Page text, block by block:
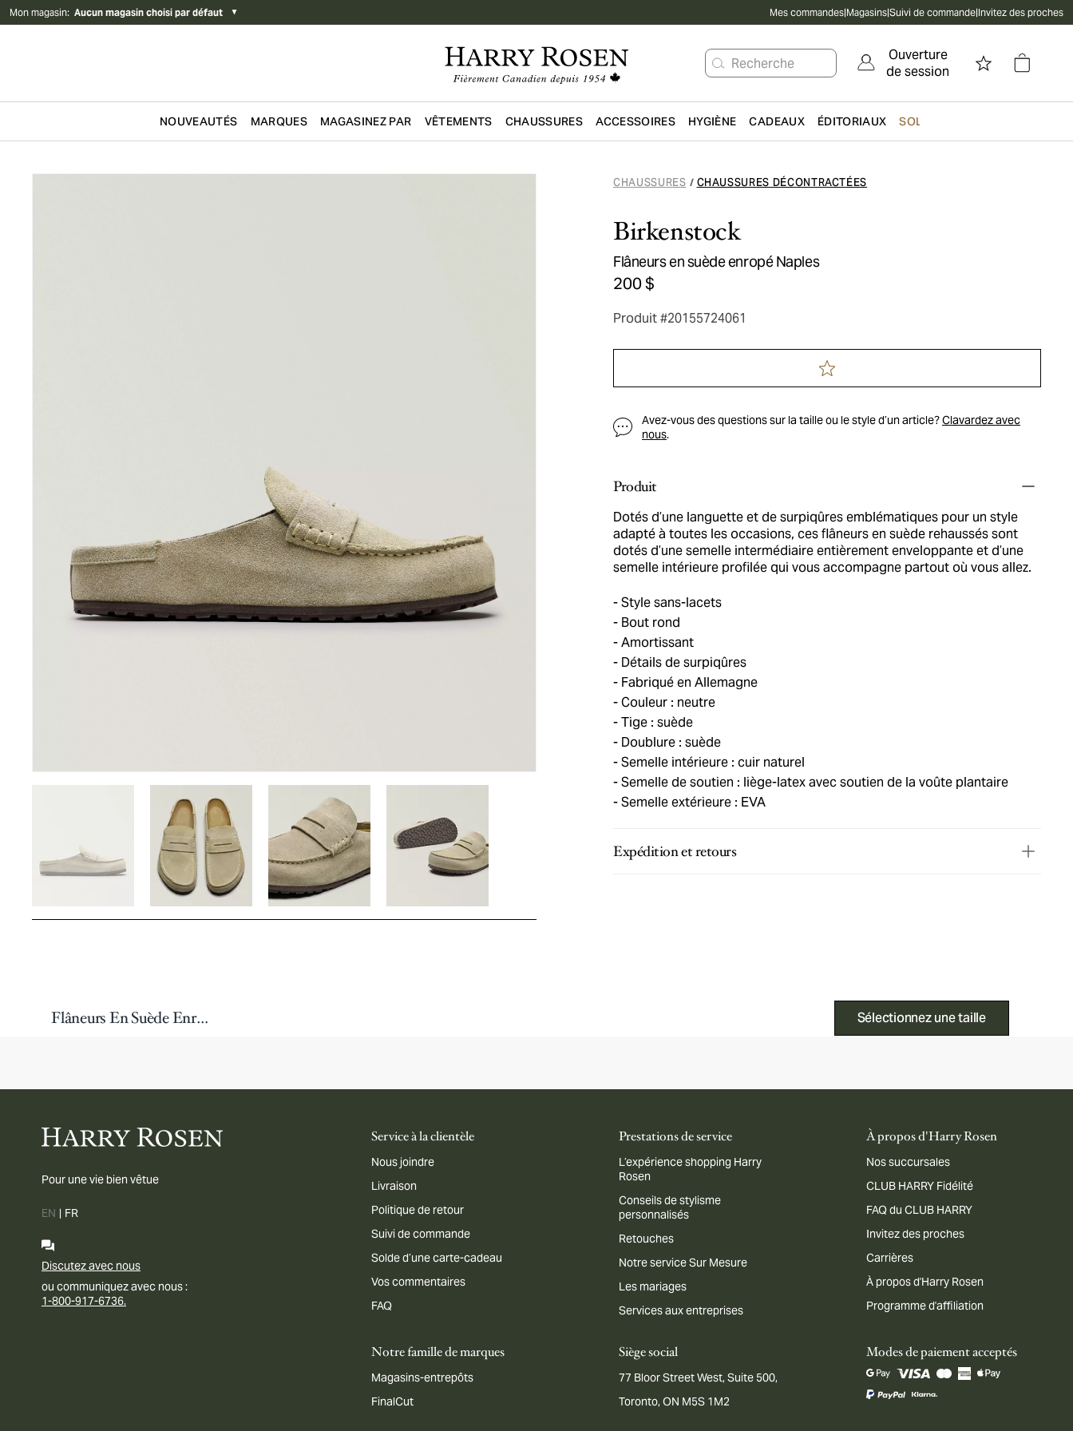
Mon magasin: Aucun magasin choisi par défaut ▼ Mes commandes|Magasins|Suivi de commande|Invitez des proches
Recherche
Ouverture
de session
Passer au contenu principal
NOUVEAUTÉS MARQUES MAGASINEZ PAR VÊTEMENTS CHAUSSURES ACCESSOIRES HYGIÈNE CADEAUX ÉDITORIAUX SOLDES
CHAUSSURES / CHAUSSURES DÉCONTRACTÉES
Birkenstock
Flâneurs en suède enropé Naples
200 $
Produit #20155724061
Avez-vous des questions sur la taille ou le style d’un article?Clavardez avec
nous.
Produit
Dotés d’une languette et de surpiqûres emblématiques pour un style
adapté à toutes les occasions, ces flâneurs en suède rehaussés sont
dotés d’une semelle intermédiaire entièrement enveloppante et d’une
semelle intérieure profilée qui vous accompagne partout où vous allez.
Style sans-lacets
Bout rond
Amortissant
Détails de surpiqûres
Fabriqué en Allemagne
Couleur : neutre
Tige : suède
Doublure : suède
Semelle intérieure : cuir naturel
Semelle de soutien : liège-latex avec soutien de la voûte plantaire
Semelle extérieure : EVA
Expédition et retours
Flâneurs En Suède Enropé Naples Sélectionnez une taille
Pour une vie bien vêtue
EN | FR
Discutez avec nous
ou communiquez avec nous :
1-800-917-6736.
Service à la clientèle
Nous joindre
Livraison
Politique de retour
Suivi de commande
Solde d’une carte-cadeau
Vos commentaires
FAQ
Prestations de service
L’expérience shopping Harry
Rosen
Conseils de stylisme
personnalisés
Retouches
Notre service Sur Mesure
Les mariages
Services aux entreprises
À propos d'Harry Rosen
Nos succursales
CLUB HARRY Fidélité
FAQ du CLUB HARRY
Invitez des proches
Carrières
À propos d'Harry Rosen
Programme d'affiliation
Notre famille de marques
Magasins-entrepôts
FinalCut
Siège social
77 Bloor Street West, Suite 500,
Toronto, ON M5S 1M2
Modes de paiement acceptés